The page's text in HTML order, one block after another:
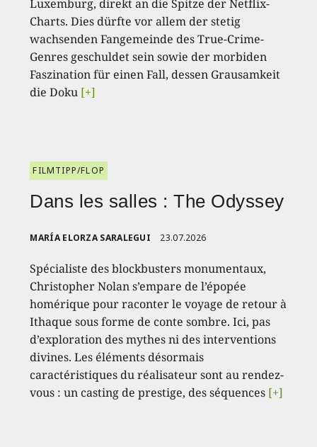
Luxemburg, direkt an die Spitze der Netflix-
Charts. Dies dürfte vor allem der stetig
wachsenden Fangemeinde des True-Crime-
Genres geschuldet sein sowie der morbiden
Faszination für einen Fall, dessen Grausamkeit
die Doku [+]
FILMTIPP/FLOP
Dans les salles : The Odyssey
MARÍA ELORZA SARALEGUI 23.07.2026
Spécialiste des blockbusters monumentaux,
Christopher Nolan s’empare de l’épopée
homérique pour raconter le voyage de retour à
Ithaque sous forme de conte sombre. Ici, pas
d’exploration des mythes ni des interventions
divines. Les éléments désormais
caractéristiques du réalisateur sont au rendez-
vous : un casting de prestige, des séquences [+]